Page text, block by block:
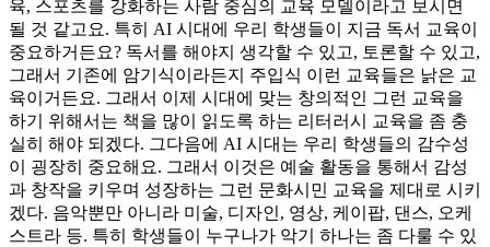
육, 스포츠를 강화하는 사람 중심의 교육 모델이라고 보시면
될 것 같고요. 특히 AI 시대에 우리 학생들이 지금 독서 교육이
중요하거든요? 독서를 해야지 생각할 수 있고, 토론할 수 있고,
그래서 기존에 암기식이라든지 주입식 이런 교육들은 낡은 교
육이거든요. 그래서 이제 시대에 맞는 창의적인 그런 교육을
하기 위해서는 책을 많이 읽도록 하는 리터러시 교육을 좀 충
실히 해야 되겠다. 그다음에 AI 시대는 우리 학생들의 감수성
이 굉장히 중요해요. 그래서 이것은 예술 활동을 통해서 감성
과 창작을 키우며 성장하는 그런 문화시민 교육을 제대로 시키
겠다. 음악뿐만 아니라 미술, 디자인, 영상, 케이팝, 댄스, 오케
스트라 등. 특히 학생들이 누구나가 악기 하나는 좀 다룰 수 있